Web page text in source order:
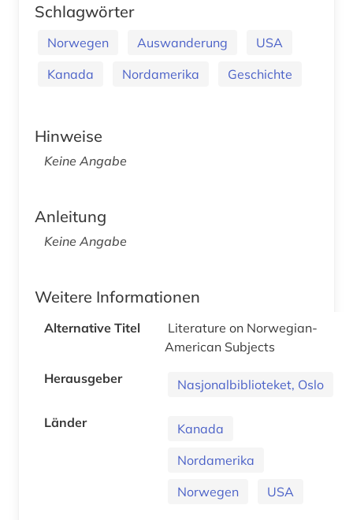
Schlagwörter
Norwegen Auswanderung
USA
Kanada
Nordamerika Geschichte
Hinweise
Keine Angabe
Anleitung
Keine Angabe
Weitere Informationen
Alternative Titel
Literature on Norwegian-
American Subjects
Herausgeber
Nasjonalbiblioteket, Oslo
Länder
Kanada
Nordamerika
Norwegen
USA